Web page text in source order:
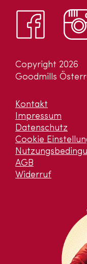
Copyright 2026
Goodmills
Kontakt
Impressum
Datenschutz
Cookie
AGB
Widerruf